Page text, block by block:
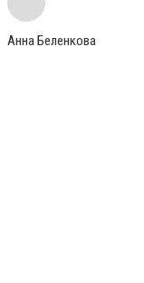
Анна Беленкова